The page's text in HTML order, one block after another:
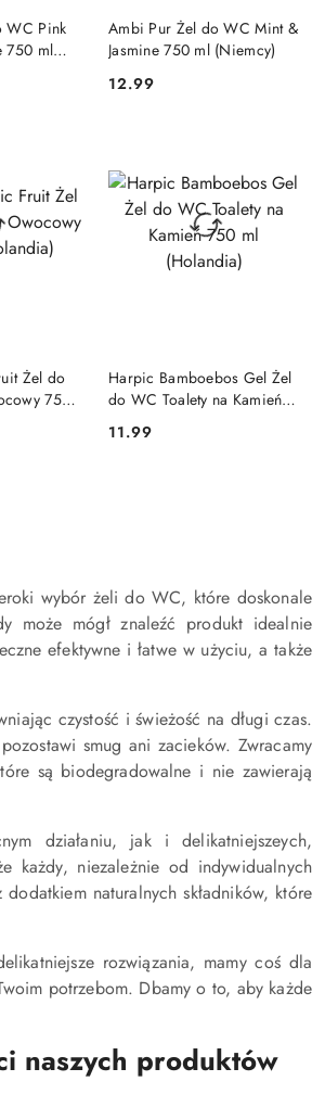
WC Pink
750 ml
Ambi Pur Żel do WC Mint &
Jasmine 750 ml (Niemcy)
Cena:
12.99
DO KOSZYKA
Żel do
750
Harpic Bamboebos Gel Żel
do WC Toalety na Kamień
Cena:
11.99
PRODUKT NIEDOSTĘPNY
wybór żeli do WC, które doskonale
może mógł znaleźć produkt idealnie
efektywne i łatwe w użyciu, a także
czystość i świeżość na długi czas.
smug ani zacieków. Zwracamy
są biodegradowalne i nie zawierają
działaniu, jak i delikatniejszeych,
każdy, niezależnie od indywidualnych
naturalnych składników, które
rozwiązania, mamy coś dla
potrzebom. Dbamy o to, aby każde
naszych produktów